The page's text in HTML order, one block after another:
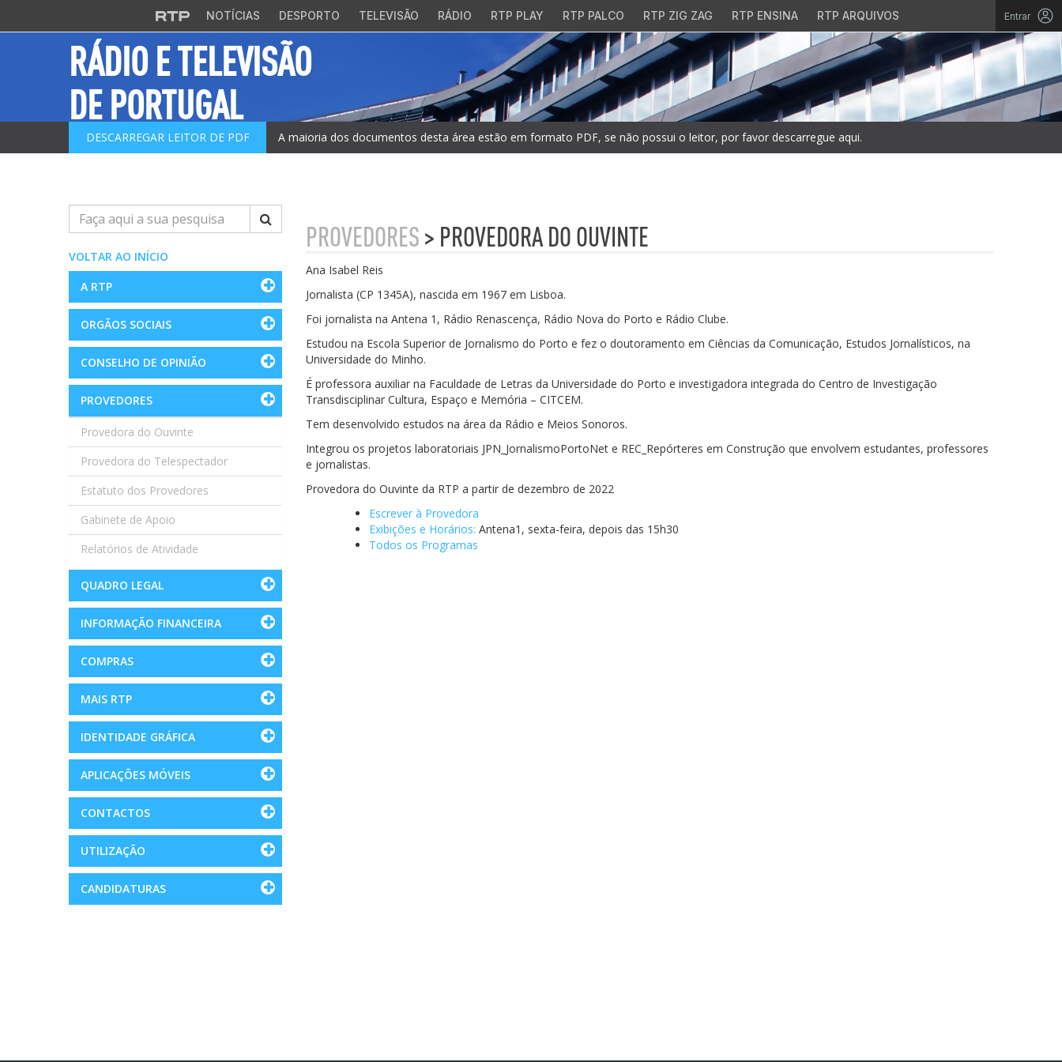
NOTÍCIAS DESPORTO TELEVISÃO RÁDIO RTP PLAY RTP PALCO RTP ZIG ZAG RTP ENSINA RTP ARQUIVOS Entrar
RÁDIO E TELEVISÃO
DE PORTUGAL
DESCARREGAR LEITOR DE PDF A maioria dos documentos desta área estão em formato PDF, se não possui o leitor, por favor descarregue aqui.
Pesquisar
VOLTAR AO INÍCIO
A RTP
ORGÃOS SOCIAIS
CONSELHO DE OPINIÃO
PROVEDORES
Provedora do Ouvinte
Provedora do Telespectador
Estatuto dos Provedores
Gabinete de Apoio
Relatórios de Atividade
QUADRO LEGAL
INFORMAÇÃO FINANCEIRA
COMPRAS
MAIS RTP
IDENTIDADE GRÁFICA
APLICAÇÕES MÓVEIS
CONTACTOS
UTILIZAÇÃO
CANDIDATURAS
PROVEDORES > PROVEDORA DO OUVINTE
Ana Isabel Reis
Jornalista (CP 1345A), nascida em 1967 em Lisboa.
Foi jornalista na Antena 1, Rádio Renascença, Rádio Nova do Porto e Rádio Clube.
Estudou na Escola Superior de Jornalismo do Porto e fez o doutoramento em Ciências da Comunicação, Estudos Jornalísticos, na
Universidade do Minho.
É professora auxiliar na Faculdade de Letras da Universidade do Porto e investigadora integrada do Centro de Investigação
Transdisciplinar Cultura, Espaço e Memória – CITCEM.
Tem desenvolvido estudos na área da Rádio e Meios Sonoros.
Integrou os projetos laboratoriais JPN_JornalismoPortoNet e REC_Repórteres em Construção que envolvem estudantes, professores
e jornalistas.
Provedora do Ouvinte da RTP a partir de dezembro de 2022
Escrever à Provedora
Exibições e Horários: Antena1, sexta-feira, depois das 15h30
Todos os Programas